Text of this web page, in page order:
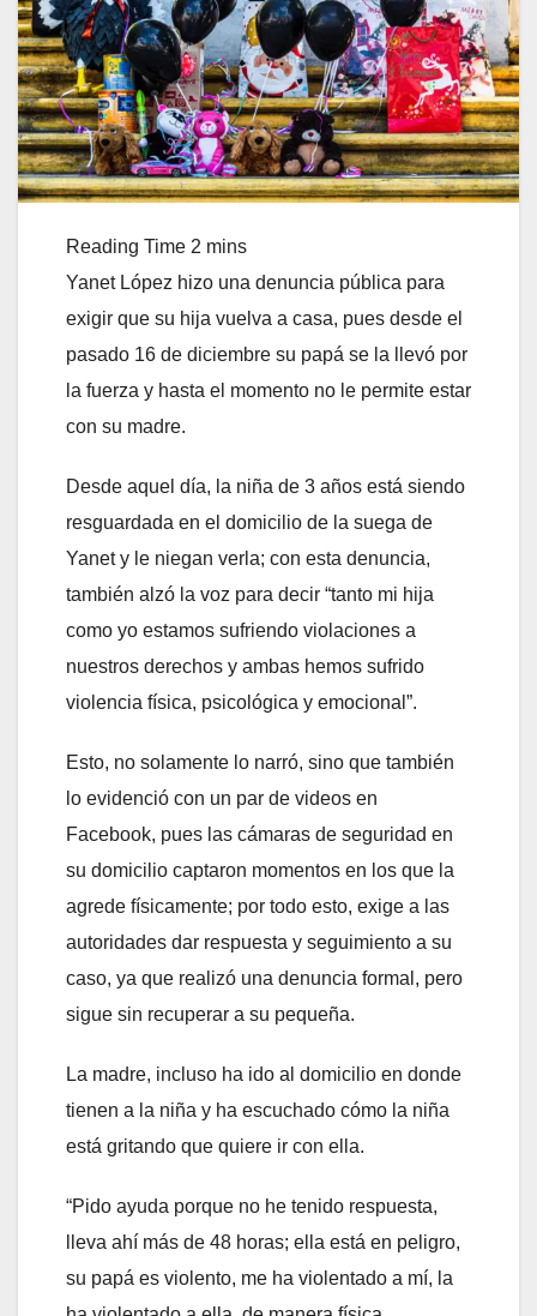
Yanet López hizo una denuncia pública para
exigir que su hija vuelva a casa, pues desde el
pasado 16 de diciembre su papá se la llevó por
la fuerza y hasta el momento no le permite estar
con su madre.
Desde aquel día, la niña de 3 años está siendo
resguardada en el domicilio de la suega de
Yanet y le niegan verla; con esta denuncia,
también alzó la voz para decir “tanto mi hija
como yo estamos sufriendo violaciones a
nuestros derechos y ambas hemos sufrido
violencia física, psicológica y emocional”.
Esto, no solamente lo narró, sino que también
lo evidenció con un par de videos en
Facebook, pues las cámaras de seguridad en
su domicilio captaron momentos en los que la
agrede físicamente; por todo esto, exige a las
autoridades dar respuesta y seguimiento a su
caso, ya que realizó una denuncia formal, pero
sigue sin recuperar a su pequeña.
La madre, incluso ha ido al domicilio en donde
tienen a la niña y ha escuchado cómo la niña
está gritando que quiere ir con ella.
“Pido ayuda porque no he tenido respuesta,
lleva ahí más de 48 horas; ella está en peligro,
su papá es violento, me ha violentado a mí, la